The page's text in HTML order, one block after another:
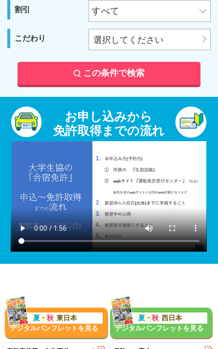
割引
こだわり 選択してください
この条件で検索
お申し込みから
免許取得までの流れ
夏 ・ 秋 東日本
デジタルパンフレットを見る
夏・ 秋 西日本
デジタルパンフレットを見る